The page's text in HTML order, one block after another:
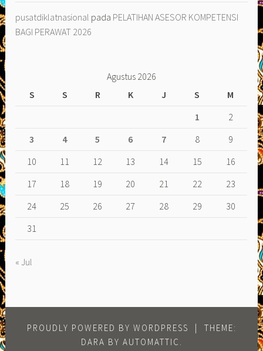
pusatdiklatnasional pada PELATIHAN ASESOR KOMPETENSI
BAGI PERAWAT 2026
Agustus 2026
S
S R K J S
M
1
2
3
4 5 6 7 8
9
10
11 12 13 14 15
16
17
18 19 20 21 22
23
24
25 26 27 28 29
30
31
« Jul
PROUDLY POWERED BY WORDPRESS
THEME:
DARA BY AUTOMATTIC .